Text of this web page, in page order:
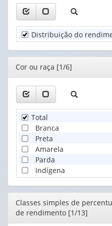
valor):
Unidade
Territorial
(1)
Classes
simples
de
orde...
Distribuição do
Editor
Cor ou raça [1/6]
Total
Branca
Preta
Amarela
Parda
Indígena
Editor
Classes simples de
de rendimento [1/13]